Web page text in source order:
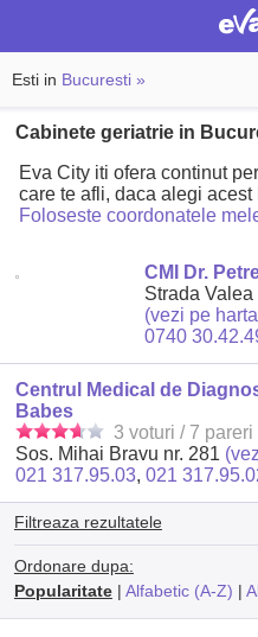
Esti in Bucuresti »
Cabinete geriatrie in
Eva City iti ofera continut
care te afli, daca alegi acest
Foloseste coordonatele
CMI Dr.
Strada Valea
(vezi pe
0740
Centrul Medical de
Babes
3 voturi / 7 pareri
Sos. Mihai Bravu nr. 281
021 317.95.03,021
Filtreaza rezultatele
Ordonare dupa:
Popularitate| Alfabetic (A-Z) |